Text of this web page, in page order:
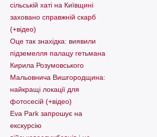
сільській хаті на Київщині
заховано справжній скарб
(+відео)
Оце так знахідка: виявили
підземелля палацу гетьмана
Кирила Розумовського
Мальовнича Вишгородщина:
найкращі локації для
фотосесій (+відео)
Eva Park запрошує на
екскурсію